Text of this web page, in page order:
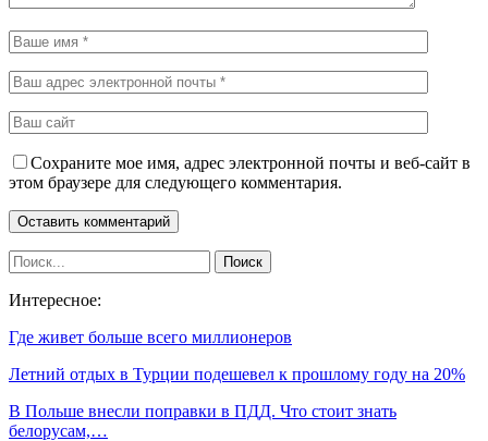
Сохраните мое имя, адрес электронной почты и веб-сайт в
этом браузере для следующего комментария.
Интересное:
Где живет больше всего миллионеров
Летний отдых в Турции подешевел к прошлому году на 20%
В Польше внесли поправки в ПДД. Что стоит знать
белорусам,…